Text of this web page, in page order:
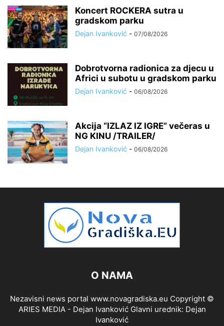
Koncert ROCKERA sutra u
gradskom parku
Dejan Ivanković - 07/08/2026
Dobrotvorna radionica za djecu u
Africi u subotu u gradskom parku
Dejan Ivanković - 06/08/2026
Akcija “IZLAZ IZ IGRE” večeras u
NG KINU /TRAILER/
Dejan Ivanković - 06/08/2026
O NAMA
Nezavisni news portal www.novagradiska.eu Copyright ©
ARIES MEDIA - Dejan Ivanković Glavni urednik: Dejan
Ivanković